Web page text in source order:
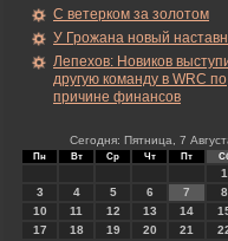
С ветерком за золотом
У Грожана новый
Лепехов: Новиков
другую команду в WRC по
причине финансов
Сегодня: Пятница, 7
Пн Вт Ср Чт Пт
1
3
4 5 6 7 8
10
11 12 13 14
17
18 19 20 21